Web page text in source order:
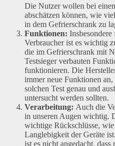
Die Nutzer wollen bei
abschätzen können, wie
in dem Gefrierschrank zu
Funktionen: Insbesondere
Verbraucher ist es wichtig
die im Gefrierschrank mit
Testsieger verbauten
funktionieren. Die
immer neue Funktionen
solchen Test genau und
untersucht werden sollten.
Verarbeitung: Auch die
in unseren Augen wichtig.
wichtige Rückschlüsse,
Langlebigkeit der Geräte
ist es nicht angedacht, dass